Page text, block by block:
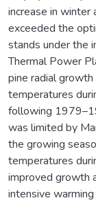
increase in winter
exceeded the
stands under the
Thermal Power
pine radial
temperatures
following
was limited by
the growing
temperatures
improved growth
intensive